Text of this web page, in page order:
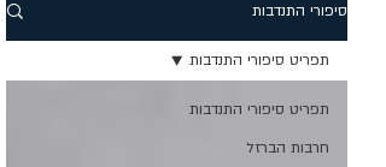
סיפורי התנדבות
תפריט סיפורי התנדבות
חרבות הברזל
תפריט סיפורי התנדבות